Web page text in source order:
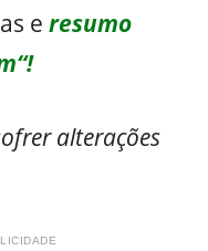
e resumo
alterações